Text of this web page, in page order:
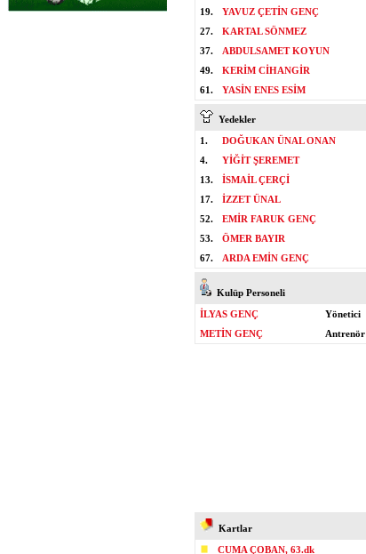
19.
YAVUZ ÇETİN GENÇ
27.
KARTAL SÖNMEZ
37.
ABDULSAMET KOYUN
49.
KERİM CİHANGİR
61.
YASİN ENES ESİM
Yedekler
1.
DOĞUKAN ÜNAL ONAN
4.
YİĞİT ŞEREMET
13.
İSMAİL ÇERÇİ
17.
İZZET ÜNAL
52.
EMİR FARUK GENÇ
53.
ÖMER BAYIR
67.
ARDA EMİN GENÇ
Kulüp Personeli
İLYAS GENÇ
Yönetici
METİN GENÇ
Antrenör
Kartlar
CUMA ÇOBAN, 63.dk